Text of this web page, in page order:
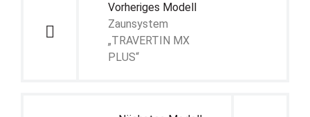
Vorheriges Modell
Zaunsystem
„TRAVERTIN MX
PLUS“